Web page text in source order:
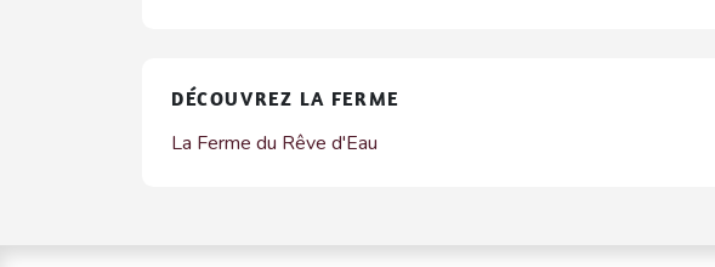
DÉCOUVREZ LA FERME
La Ferme du Rêve d'Eau